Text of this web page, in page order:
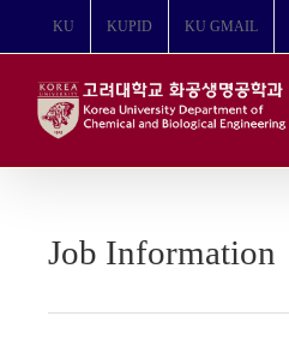
뛰
KU KUPID KU GMAIL
Job Information